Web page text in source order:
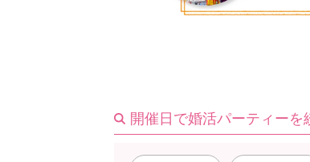
はじめての方へ
開催日で婚活パーティーを